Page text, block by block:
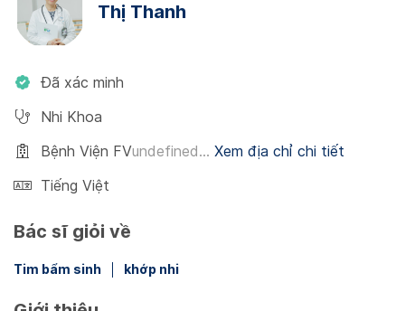
Thị Thanh
Đã xác minh
Nhi Khoa
Bệnh Viện FVundefined... Xem địa chỉ chi tiết
Tiếng Việt
Bác sĩ giỏi về
Tim bẩm sinh khớp nhi